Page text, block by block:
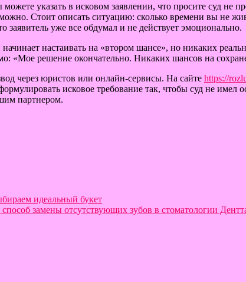
указать в исковом заявлении, что просите суд не
Стоит описать ситуацию: сколько времени вы не
заявитель уже все обдумал и не действует эмоционально.
начинает настаивать на «втором шансе», но никаких
«Мое решение окончательно. Никаких шансов на
через юристов или онлайн-сервисы. На сайте https://
исковое требование так, чтобы суд не
партнером.
идеальный букет
замены отсутствующих зубов в стоматологии